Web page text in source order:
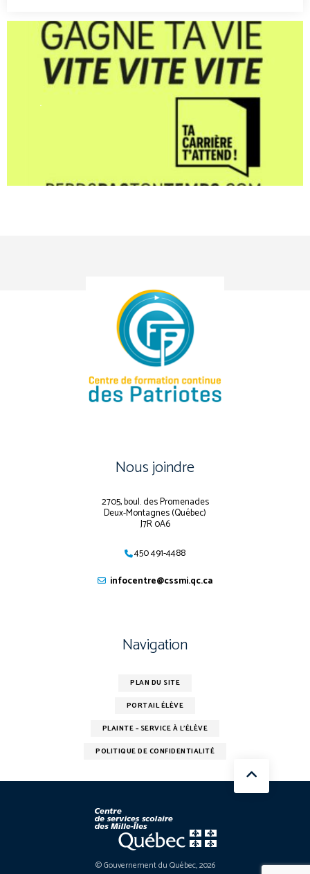
.
Nous joindre
2705, boul. des Promenades
Deux-Montagnes (Québec)
J7R 0A6
450 491-4488
infocentre@cssmi.qc.ca
Navigation
PLAN DU SITE
PORTAIL ÉLÈVE
PLAINTE – SERVICE À L’ÉLÈVE
POLITIQUE DE CONFIDENTIALITÉ
© Gouvernement du Québec, 2026